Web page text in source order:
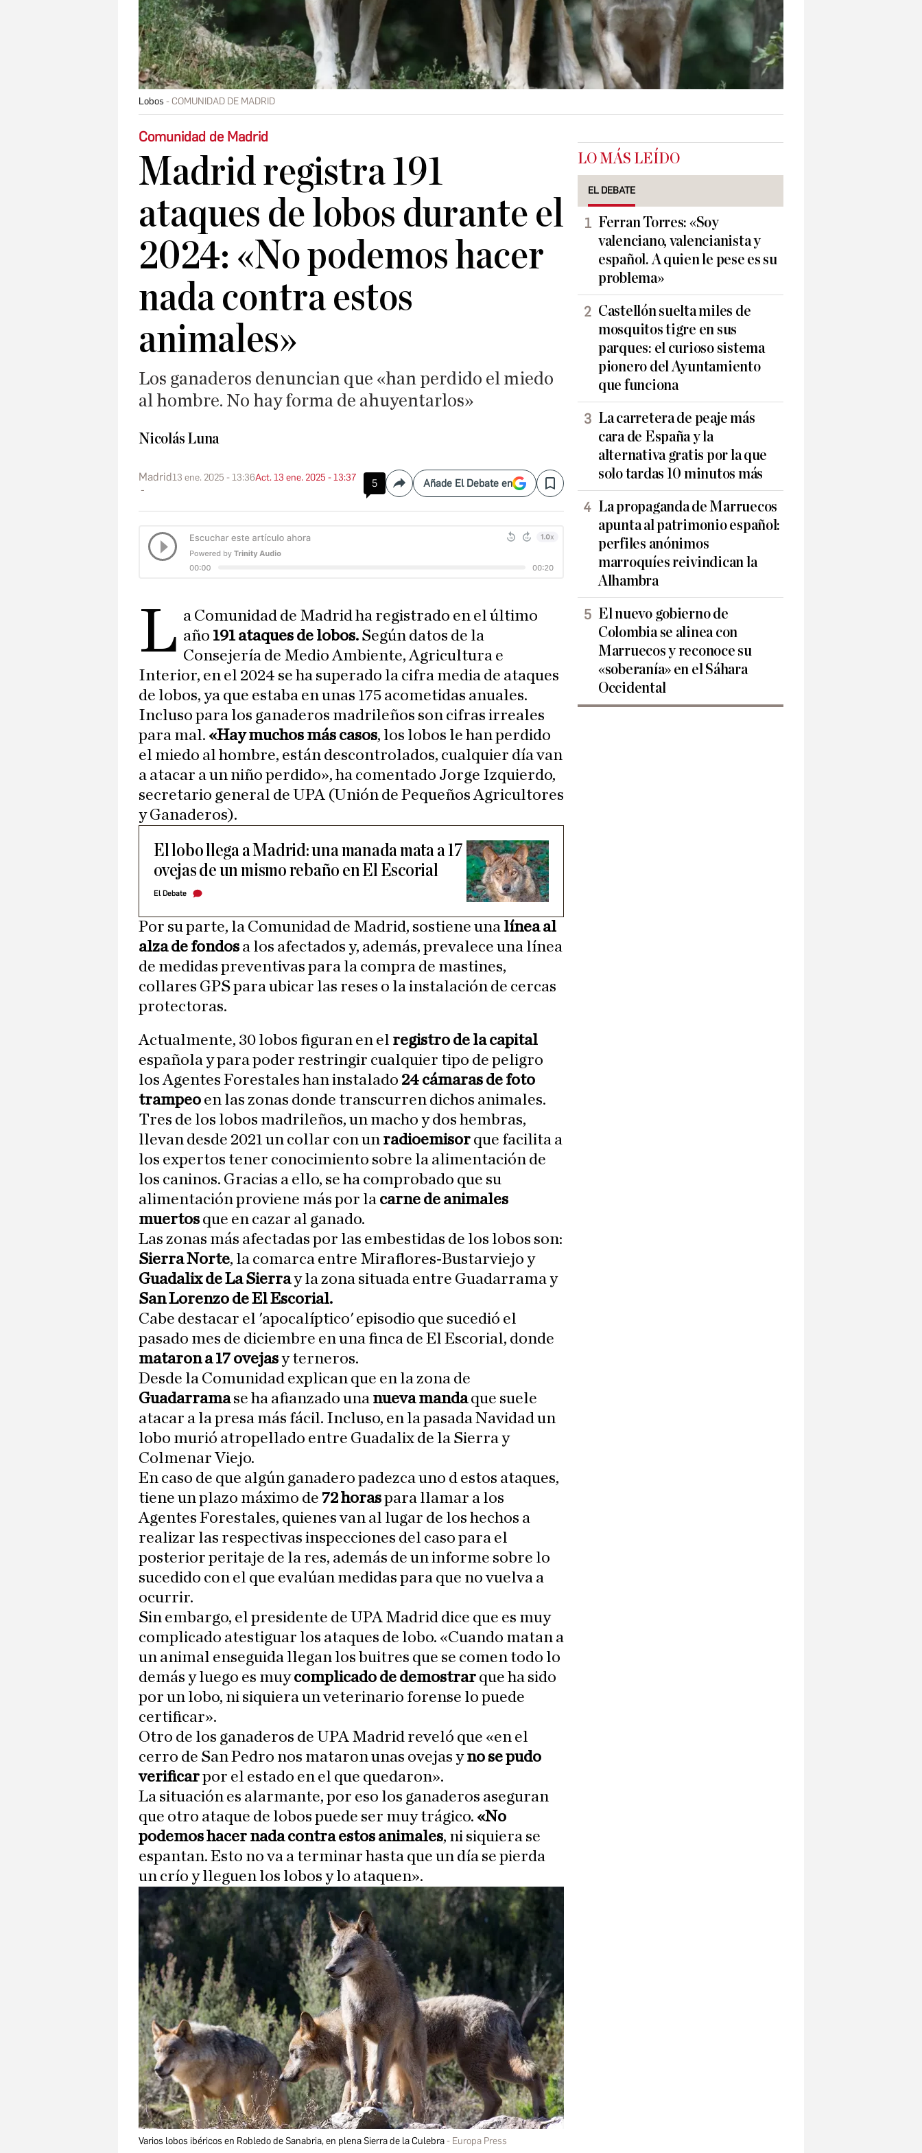
Lobos COMUNIDAD DE MADRID
Comunidad de Madrid
Madrid registra 191
ataques de lobos durante el
2024: «No podemos hacer
nada contra estos
animales»
Los ganaderos denuncian que «han perdido el miedo
al hombre. No hay forma de ahuyentarlos»
Nicolás Luna
Madrid13 ene. 2025 - 13:36Act. 13 ene. 2025 - 13:37 5 CompartirAñade El Debate en Save
L a Comunidad de Madrid ha registrado en el último
año 191 ataques de lobos. Según datos de la
Consejería de Medio Ambiente, Agricultura e
Interior, en el 2024 se ha superado la cifra media de ataques
de lobos, ya que estaba en unas 175 acometidas anuales.
Incluso para los ganaderos madrileños son cifras irreales
para mal. «Hay muchos más casos, los lobos le han perdido
el miedo al hombre, están descontrolados, cualquier día van
a atacar a un niño perdido», ha comentado Jorge Izquierdo,
secretario general de UPA (Unión de Pequeños Agricultores
y Ganaderos).
El lobo llega a Madrid: una manada mata a 17
ovejas de un mismo rebaño en El Escorial
El Debate
Por su parte, la Comunidad de Madrid, sostiene una línea al
alza de fondos a los afectados y, además, prevalece una línea
de medidas preventivas para la compra de mastines,
collares GPS para ubicar las reses o la instalación de cercas
protectoras.
Actualmente, 30 lobos figuran en el registro de la capital
española y para poder restringir cualquier tipo de peligro
los Agentes Forestales han instalado 24 cámaras de foto
trampeo en las zonas donde transcurren dichos animales.
Tres de los lobos madrileños, un macho y dos hembras,
llevan desde 2021 un collar con un radioemisor que facilita a
los expertos tener conocimiento sobre la alimentación de
los caninos. Gracias a ello, se ha comprobado que su
alimentación proviene más por la carne de animales
muertos que en cazar al ganado.
Las zonas más afectadas por las embestidas de los lobos son:
Sierra Norte, la comarca entre Miraflores-Bustarviejo y
Guadalix de La Sierray la zona situada entre Guadarrama y
San Lorenzo de El Escorial.
Cabe destacar el 'apocalíptico' episodio que sucedió el
pasado mes de diciembre en una finca de El Escorial, donde
mataron a 17 ovejasy terneros.
Desde la Comunidad explican que en la zona de
Guadarramase ha afianzado una nueva mandaque suele
atacar a la presa más fácil. Incluso, en la pasada Navidad un
lobo murió atropellado entre Guadalix de la Sierra y
Colmenar Viejo.
En caso de que algún ganadero padezca uno d estos ataques,
tiene un plazo máximo de 72 horaspara llamar a los
Agentes Forestales, quienes van al lugar de los hechos a
realizar las respectivas inspecciones del caso para el
posterior peritaje de la res, además de un informe sobre lo
sucedido con el que evalúan medidas para que no vuelva a
ocurrir.
Sin embargo, el presidente de UPA Madrid dice que es muy
complicado atestiguar los ataques de lobo. «Cuando matan a
un animal enseguida llegan los buitres que se comen todo lo
demás y luego es muycomplicado de demostrar que ha sido
por un lobo, ni siquiera un veterinario forense lo puede
certificar».
Otro de los ganaderos de UPA Madrid reveló que «en el
cerro de San Pedro nos mataron unas ovejas yno se pudo
verificarpor el estado en el que quedaron».
La situación es alarmante, por eso los ganaderos aseguran
que otro ataque de lobos puede ser muy trágico. «No
podemos hacer nada contra estos animales, ni siquiera se
espantan. Esto no va a terminar hasta que un día se pierda
un crío y lleguen los lobos y lo ataquen».
Varios lobos ibéricos en Robledo de Sanabria, en plena Sierra de la Culebra Europa Press
LO MÁS LEÍDO
EL DEBATE
Ferran Torres: «Soy
valenciano, valencianista y
español. A quien le pese es su
problema»
Castellón suelta miles de
mosquitos tigre en sus
parques: el curioso sistema
pionero del Ayuntamiento
que funciona
La carretera de peaje más
cara de España y la
alternativa gratis por la que
solo tardas 10 minutos más
La propaganda de Marruecos
apunta al patrimonio español:
perfiles anónimos
marroquíes reivindican la
Alhambra
El nuevo gobierno de
Colombia se alinea con
Marruecos y reconoce su
«soberanía» en el Sáhara
Occidental